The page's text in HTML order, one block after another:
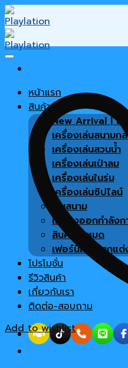
Skip
to
content
หน้าแรก
สินค้า
New Arrival | เ
เครื่องเล่นสนามก
เครื่องเล่นสวนน้ำ
เครื่องเล่นเป่าลม
เครื่องเล่นในร่ม
เครื่องเล่นซิปไลน์
พื้นสนาม
เครื่องออกกำลังก
สินค้าทั้งหมด
เฟอร์นิเจอร์ตกแต่
โปรโมชั่น
รีวิวสินค้า
เกี่ยวกับเรา
ติดต่อ-สอบถาม
Add to wishlist